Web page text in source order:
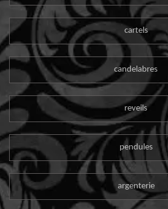
cartels
candelabres
reveils
pendules
argenterie